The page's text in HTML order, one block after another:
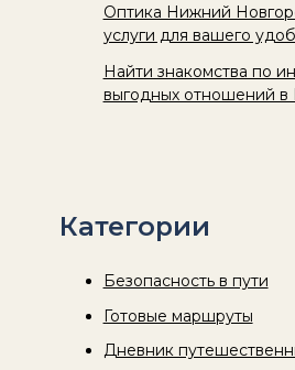
Оптика Нижний
услуги для вашего
Найти знакомства по
выгодных отношений в
Категории
Безопасность в пути
Готовые маршруты
Дневник